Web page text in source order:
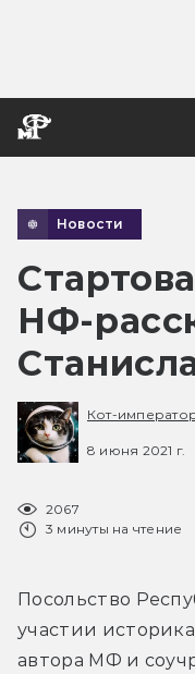
Новости
НФ-
Кот-
8 июня 2021 г.
2067
3 минуты на чтение
Посольство
участии
автора МФ и